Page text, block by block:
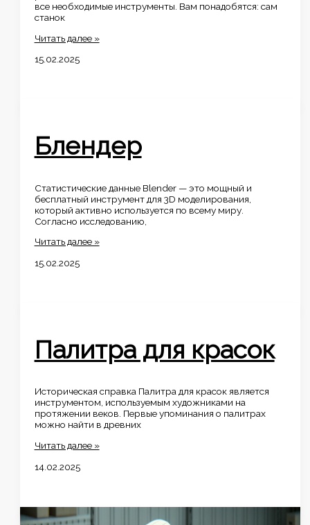
все необходимые инструменты. Вам понадобятся: сам
станок
Станок
вышивания
Читать далее »
15.02.2025
Блендер
Статистические данные Blender — это мощный и
бесплатный инструмент для 3D моделирования,
который активно используется по всему миру.
Согласно исследованию,
Блендер
Читать далее »
15.02.2025
Палитра для красок
Историческая справка Палитра для красок является
инструментом, используемым художниками на
протяжении веков. Первые упоминания о палитрах
можно найти в древних
Палитра
красок
Читать далее »
14.02.2025